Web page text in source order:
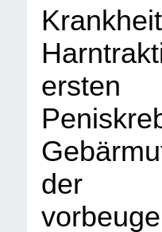
ersten
der